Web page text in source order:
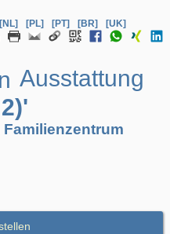
[NL] [PL] [PT] [BR]
[UK]
Ausstattung
Familienzentrum